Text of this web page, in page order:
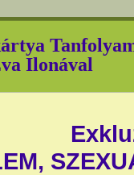
ㅤㅤㅤㅤㅤㅤㅤㅤㅤㅤㅤㅤㅤ
Ilonával